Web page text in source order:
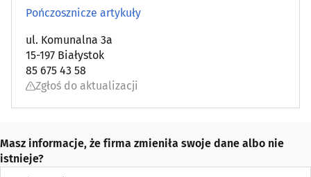
Pończosznicze artykuły
ul. Komunalna 3a
15-197 Białystok
85 675 43 58
Zgłoś do aktualizacji
Masz informacje, że firma zmieniła swoje dane albo nie
istnieje?